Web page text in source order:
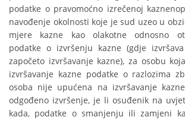
podatke o pravomoćno izrečenoj
navođenje okolnosti koje je sud uzeo u
mjere kazne kao olakotne odnosno
podatke o izvršenju kazne (gdje
započeto izvršavanje kazne), za osobu
izvršavanje kazne podatke o razlozima
osoba nije upućena na izvršavanje
odgođeno izvršenje, je li osuđenik na
kada, podatke o smanjenju ili zamjeni